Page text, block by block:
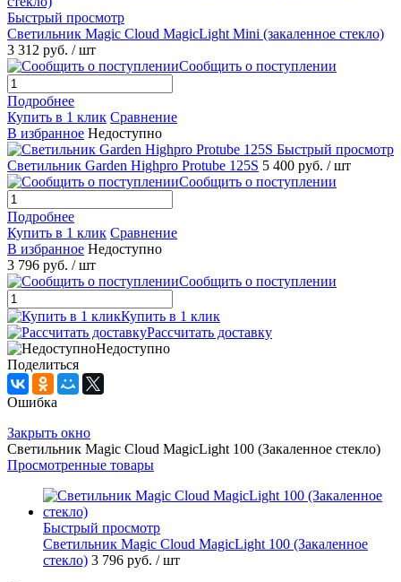
Быстрый просмотр
Светильник Magic Cloud MagicLight Mini (закаленное стекло)
3 312 руб. / шт
Сообщить о поступлении
Подробнее
Купить в 1 клик Сравнение
В избранное Недоступно
Быстрый просмотр
Светильник Garden Highpro Protube 125S 5 400 руб. / шт
Сообщить о поступлении
Подробнее
Купить в 1 клик Сравнение
В избранное Недоступно
3 796 руб. / шт
Сообщить о поступлении
Купить в 1 клик
Рассчитать доставку
Недоступно
Поделиться
Ошибка
Закрыть окно
Светильник Magic Cloud MagicLight 100 (Закаленное стекло)
Просмотренные товары
Быстрый просмотр
Светильник Magic Cloud MagicLight 100 (Закаленное
стекло) 3 796 руб. / шт